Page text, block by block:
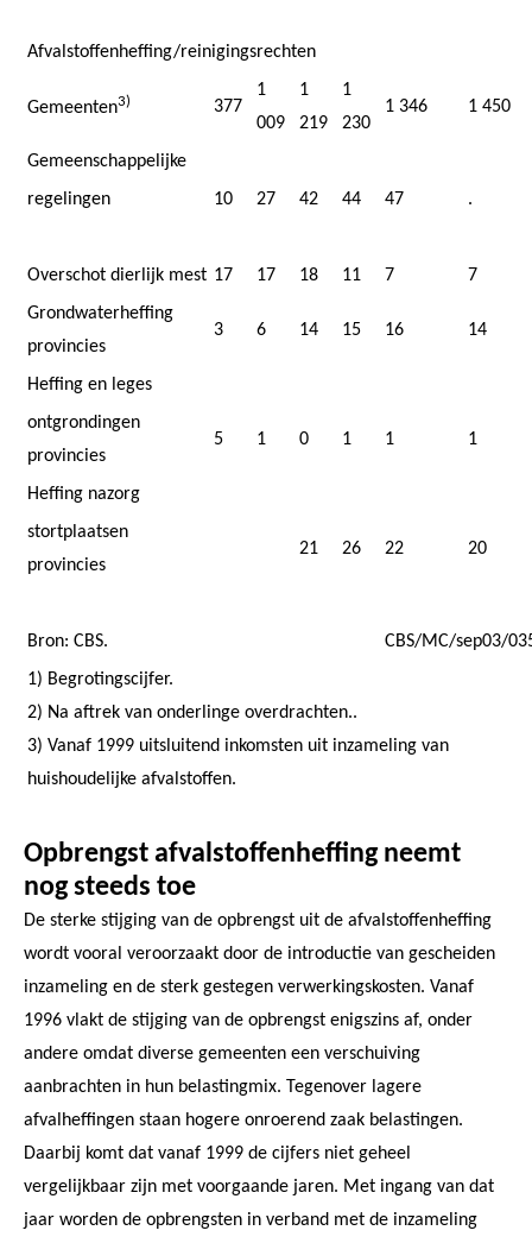
Afvalstoffenheffing/reinigingsrechten
Gemeenten3) 377
1
009
1
219
1
230
1 346 1 450
Gemeenschappelijke
regelingen
10 27 42 44 47 .
Overschot dierlijk mest 17 17 18 11 7
7
Grondwaterheffing
provincies
3 6 14 15 16 14
Heffing en leges
ontgrondingen
provincies
5 1 0 1 1 1
Heffing nazorg
stortplaatsen
provincies
21 26 22 20
Bron: CBS.
CBS/MC/sep03/
1) Begrotingscijfer.
2) Na aftrek van onderlinge overdrachten..
3) Vanaf 1999 uitsluitend inkomsten uit inzameling van
huishoudelijke afvalstoffen.
Opbrengst afvalstoffenheffing neemt
nog steeds toe
De sterke stijging van de opbrengst uit de afvalstoffenheffing
wordt vooral veroorzaakt door de introductie van gescheiden
inzameling en de sterk gestegen verwerkingskosten. Vanaf
1996 vlakt de stijging van de opbrengst enigszins af, onder
andere omdat diverse gemeenten een verschuiving
aanbrachten in hun belastingmix. Tegenover lagere
afvalheffingen staan hogere onroerend zaak belastingen.
Daarbij komt dat vanaf 1999 de cijfers niet geheel
vergelijkbaar zijn met voorgaande jaren. Met ingang van dat
jaar worden de opbrengsten in verband met de inzameling